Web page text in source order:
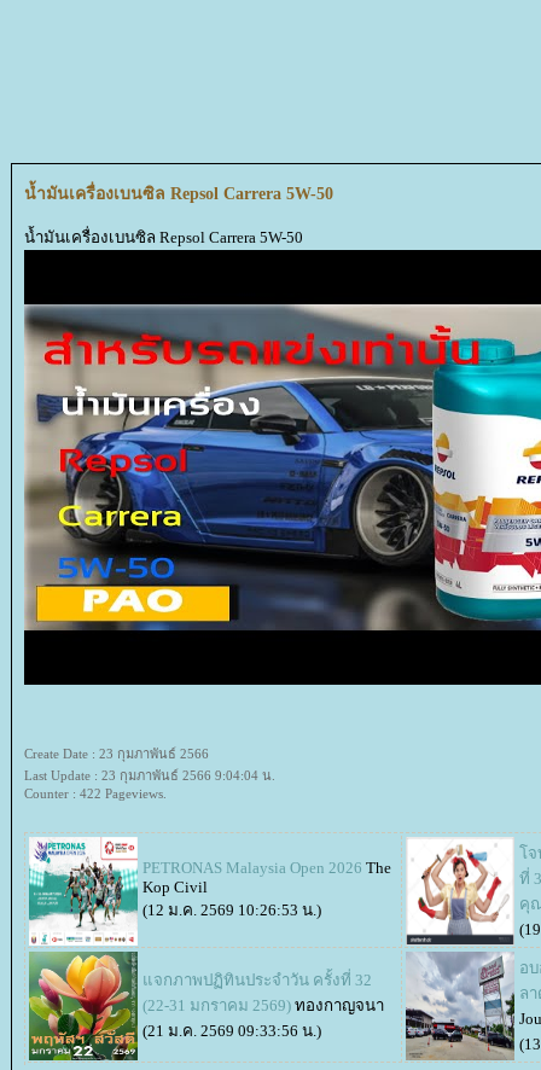
น้ำมันเครื่องเบนซิล Repsol Carrera 5W-50
น้ำมันเครื่องเบนซิล Repsol Carrera 5W-50
Create Date : 23 กุมภาพันธ์ 2566
Last Update : 23 กุมภาพันธ์ 2566 9:04:04 น.
Counter : 422 Pageviews.
PETRONAS Malaysia Open 2026 The
Kop Civil
(12 ม.ค. 2569 10:26:53 น.)
จ
ที่
คุ
จกภาพปฏิทินประจำวัน ครั้งที่ 32
(22-31 มกราคม 2569) ทองกาญจนา
(21 ม.ค. 2569 09:33:56 น.)
อ
ล